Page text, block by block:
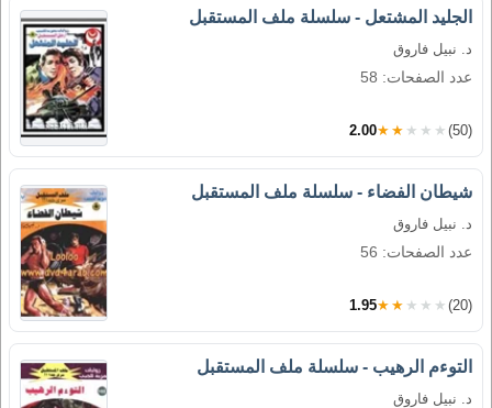
الجليد المشتعل - سلسلة ملف المستقبل
د. نبيل فاروق
عدد الصفحات: 58
2.00★★★★★ (50)
شيطان الفضاء - سلسلة ملف المستقبل
د. نبيل فاروق
عدد الصفحات: 56
1.95★★★★★ (20)
التوءم الرهيب - سلسلة ملف المستقبل
د. نبيل فاروق